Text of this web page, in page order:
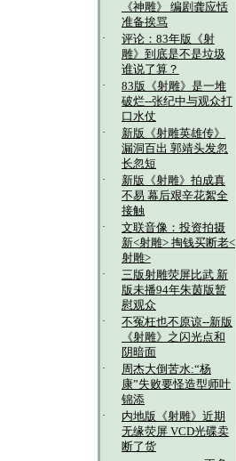
《神雕》 编剧龚应恬
准备挨骂
·
评论：83年版《射
雕》到底是不是垃圾
谁说了算？
·
83版《射雕》是一堆
破烂--张纪中与观众打
口水仗
·
新版《射雕英雄传》
漏洞百出 郭靖头发忽
长忽短
·
新版《射雕》拍成真
不易 幕后艰辛花絮全
接触
·
文联音像：投资拍摄
新<射雕> 掏钱买断老<
射雕>
·
三版射雕荧屏比武 新
版未播94年朱茵版暂
慰观众
·
不冤枉也不原谅--新版
《射雕》之闪光点和
阴暗面
·
周杰大倒苦水:“杨
康”失败要怪造型师叶
锦添
·
内地版《射雕》近期
无缘荧屏 VCD光碟卖
断了货